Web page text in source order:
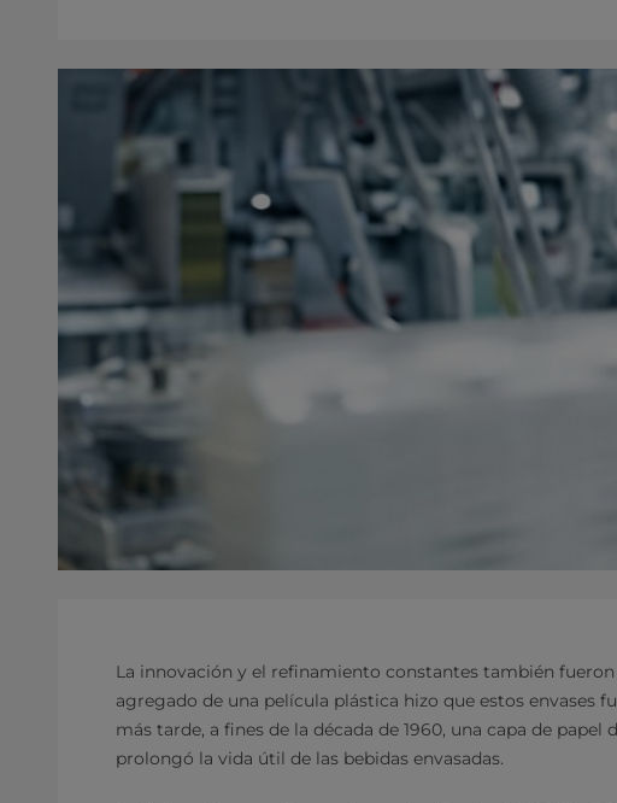
La innovación y el refinamiento constantes también
agregado de una película plástica hizo que estos envases
más tarde, a fines de la década de 1960, una capa de
prolongó la vida útil de las bebidas envasadas.